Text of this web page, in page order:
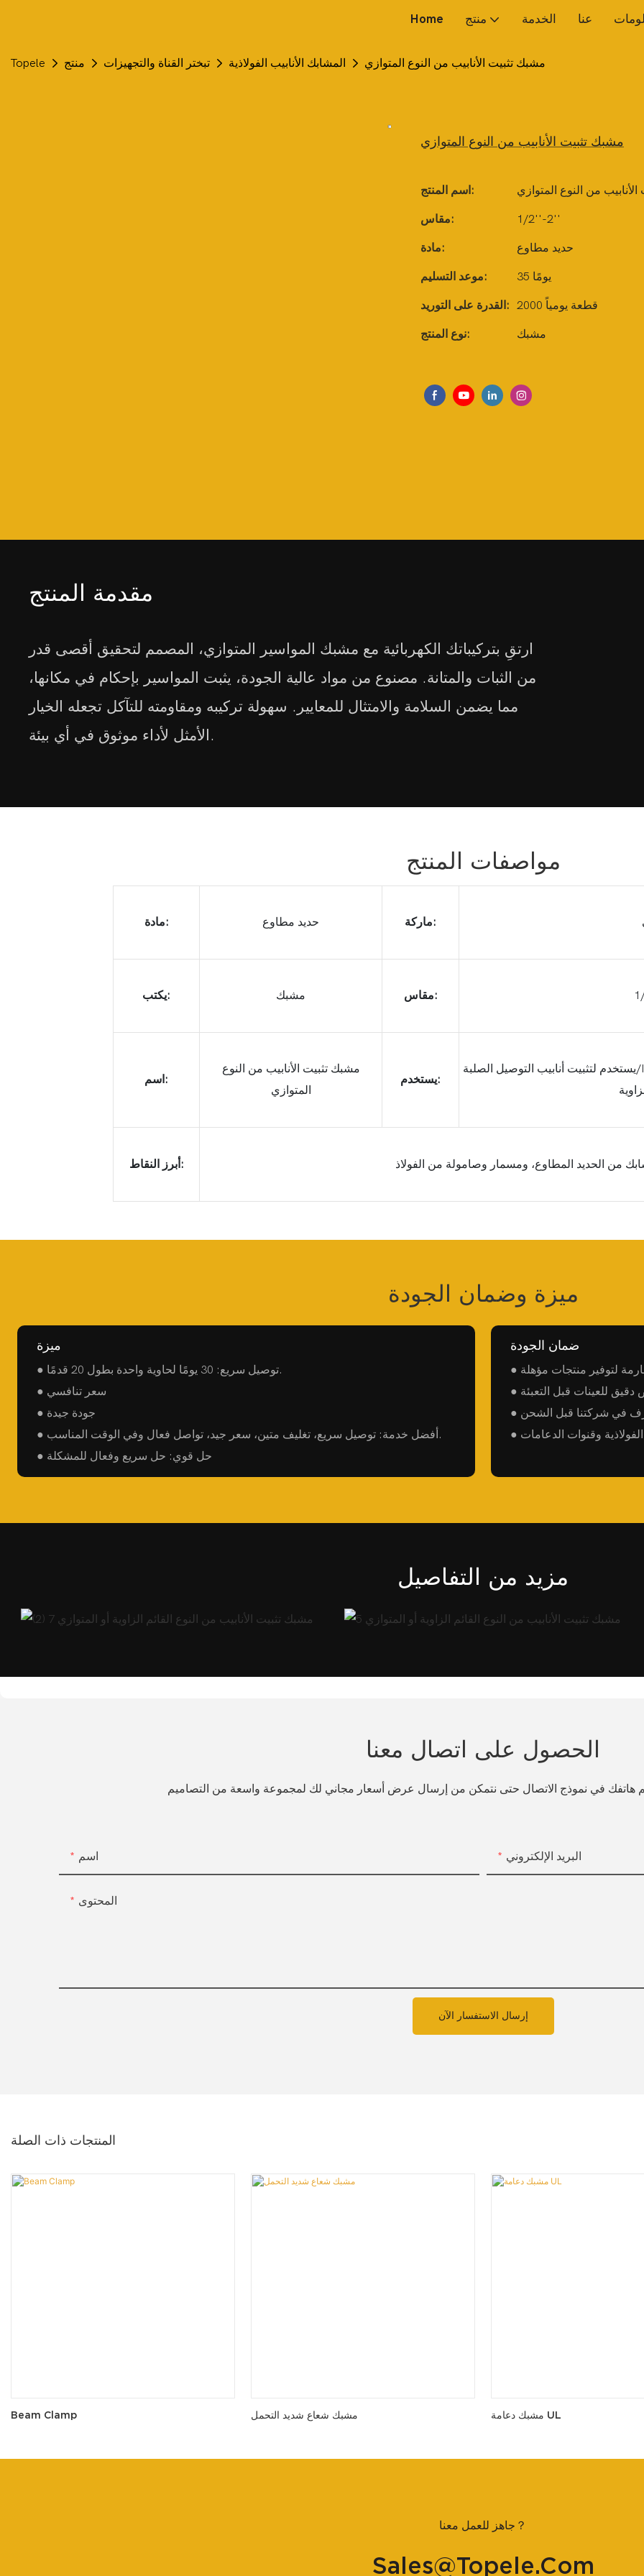
Home منتج الخدمة عنا
Topele منتج تبختر القناة والتجهيزات المشابك الأنابيب الفولاذية مشبك تثبيت الأنابيب من النوع المتوازي
مشبك تثبيت الأنابيب من النوع المتوازي
اسم المنتج: من النوع المتوازي
مقاس: 1/2''-2''
مادة: حديد مطاوع
موعد التسليم: 35 يومًا
القدرة على التوريد: 2000 قطعة يومياً
نوع المنتج: مشبك
مقدمة المنتج
ارتقِ بتركيباتك الكهربائية مع مشبك المواسير المتوازي، المصمم لتحقيق أقصى قدر
من الثبات والمتانة. مصنوع من مواد عالية الجودة، يثبت المواسير بإحكام في مكانها،
مما يضمن السلامة والامتثال للمعايير. سهولة تركيبه ومقاومته للتآكل تجعله الخيار
الأمثل لأداء موثوق في أي بيئة.
مواصفات المنتج
مادة: حديد مطاوع ماركة:
يكتب: مشبك مقاس:
اسم:
مشبك تثبيت الأنابيب من النوع
المتوازي
يستخدم:
يستخدم لتثبيت أنابيب التوصيل الصلبة/IMC أو EMT بالتوازي مع دعامات العارضة أو
أبرز النقاط: من الحديد المطاوع، ومسمار وصامولة من الفولاذ
ميزة وضمان الجودة
ميزة
● توصيل سريع: 30 يومًا لحاوية واحدة بطول 20 قدمًا.
● سعر تنافسي
● جودة جيدة
● أفضل خدمة: توصيل سريع، تغليف متين، سعر جيد، تواصل فعال وفي الوقت المناسب.
● حل قوي: حل سريع وفعال للمشكلة
ضمان الجودة
لتوفير منتجات مؤهلة
دقيق للعينات قبل التعبئة
في شركتنا قبل الشحن
وقنوات الدعامات
مزيد من التفاصيل
الحصول على اتصال معنا
هاتفك في نموذج الاتصال حتى نتمكن من إرسال عرض أسعار مجاني لك لمجموعة واسعة من التصاميم
اسم البريد الإلكتروني
المحتوى
إرسال الاستفسار الآن
المنتجات ذات الصلة
Beam Clamp مشبك شعاع شديد التحمل مشبك دعامة UL
جاهز للعمل معنا？
Sales@topele.com